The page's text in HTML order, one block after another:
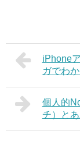
iPhone
ガでわ
個人的
チ）と